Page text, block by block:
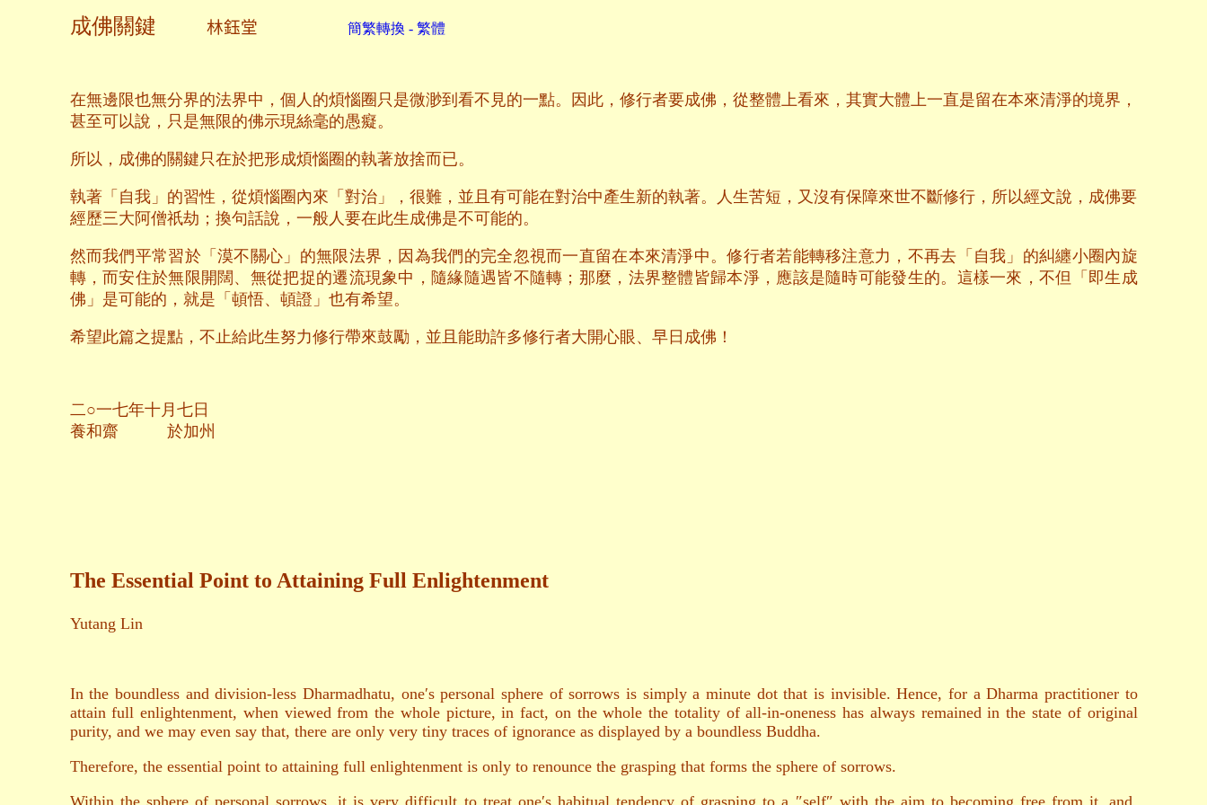
成佛關鍵 林鈺堂 簡繁轉換 - 繁體
在無邊限也無分界的法界中，個人的煩惱圈只是微渺到看不見的一點。因此，修行者要成佛，從整體上看來，其實大體上一直是留在本來清淨的境界，
甚至可以說，只是無限的佛示現絲毫的愚癡。
所以，成佛的關鍵只在於把形成煩惱圈的執著放捨而已。
執著「自我」的習性，從煩惱圈內來「對治」，很難，並且有可能在對治中產生新的執著。人生苦短，又沒有保障來世不斷修行，所以經文說，成佛要
經歷三大阿僧祇劫；換句話說，一般人要在此生成佛是不可能的。
然而我們平常習於「漠不關心」的無限法界，因為我們的完全忽視而一直留在本來清淨中。修行者若能轉移注意力，不再去「自我」的糾纏小圈內旋
轉，而安住於無限開闊、無從把捉的遷流現象中，隨緣隨遇皆不隨轉；那麼，法界整體皆歸本淨，應該是隨時可能發生的。這樣一來，不但「即生成
佛」是可能的，就是「頓悟、頓證」也有希望。
希望此篇之提點，不止給此生努力修行帶來鼓勵，並且能助許多修行者大開心眼、早日成佛！
二○一七年十月七日
養和齋 於加州
The Essential Point to Attaining Full Enlightenment
Yutang Lin
In the boundless and division-less Dharmadhatu, one′s personal sphere of sorrows is simply a minute dot that is invisible. Hence, for a Dharma practitioner to
attain full enlightenment, when viewed from the whole picture, in fact, on the whole the totality of all-in-oneness has always remained in the state of original
purity, and we may even say that, there are only very tiny traces of ignorance as displayed by a boundless Buddha.
Therefore, the essential point to attaining full enlightenment is only to renounce the grasping that forms the sphere of sorrows.
Within the sphere of personal sorrows, it is very difficult to treat one′s habitual tendency of grasping to a ″self″ with the aim to becoming free from it, and,